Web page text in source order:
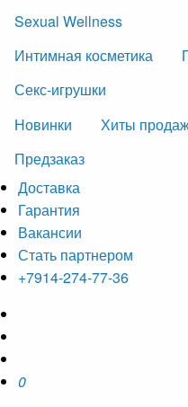
Sexual Wellness
Интимная косметика
Секс-игрушки
Новинки
Хиты
Предзаказ
Доставка
Гарантия
Вакансии
Стать партнером
+7914-274-77-36
0